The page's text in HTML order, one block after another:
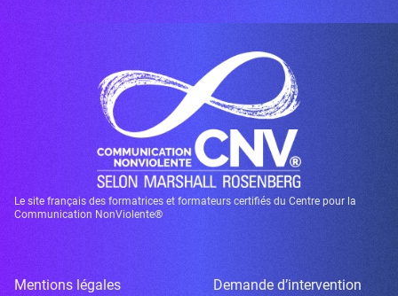
Le site français des formatrices et formateurs certifiés du Centre pour la
Communication NonViolente®
Mentions légales
Demande d’intervention